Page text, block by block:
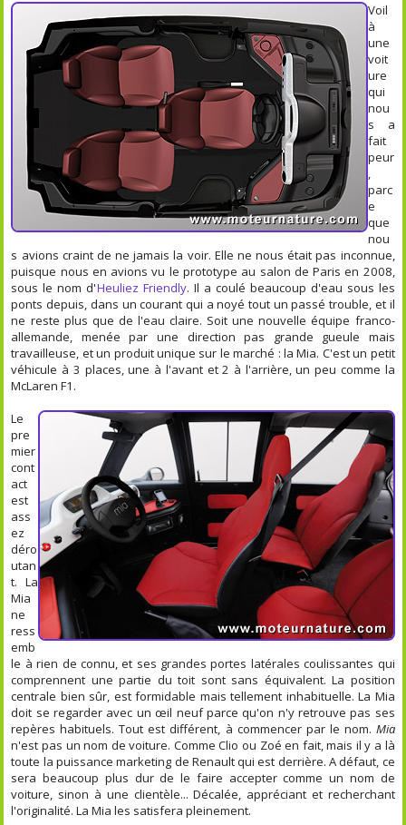
Voil
à
une
voit
ure
qui
nou
s a
fait
peur
,
parc
e
que
nou
s avions craint de ne jamais la voir. Elle ne nous était pas inconnue,
puisque nous en avions vu le prototype au salon de Paris en 2008,
sous le nom d'Heuliez Friendly. Il a coulé beaucoup d'eau sous les
ponts depuis, dans un courant qui a noyé tout un passé trouble, et il
ne reste plus que de l'eau claire. Soit une nouvelle équipe franco-
allemande, menée par une direction pas grande gueule mais
travailleuse, et un produit unique sur le marché : la Mia. C'est un petit
véhicule à 3 places, une à l'avant et 2 à l'arrière, un peu comme la
McLaren F1.
Le
pre
mier
cont
act
est
ass
ez
déro
utan
t. La
Mia
ne
ress
emb
le à rien de connu, et ses grandes portes latérales coulissantes qui
comprennent une partie du toit sont sans équivalent. La position
centrale bien sûr, est formidable mais tellement inhabituelle. La Mia
doit se regarder avec un œil neuf parce qu'on n'y retrouve pas ses
repères habituels. Tout est différent, à commencer par le nom. Mia
n'est pas un nom de voiture. Comme Clio ou Zoé en fait, mais il y a là
toute la puissance marketing de Renault qui est derrière. A défaut, ce
sera beaucoup plus dur de le faire accepter comme un nom de
voiture, sinon à une clientèle... Décalée, appréciant et recherchant
l'originalité. La Mia les satisfera pleinement.